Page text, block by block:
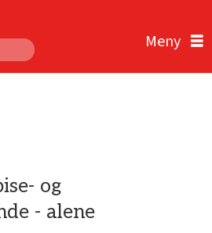
og
- alene